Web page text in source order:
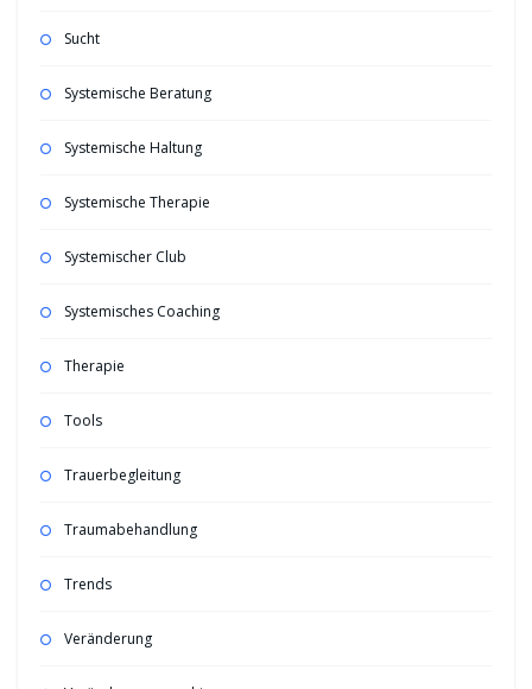
Sucht
Systemische Beratung
Systemische Haltung
Systemische Therapie
Systemischer Club
Systemisches Coaching
Therapie
Tools
Trauerbegleitung
Traumabehandlung
Trends
Veränderung